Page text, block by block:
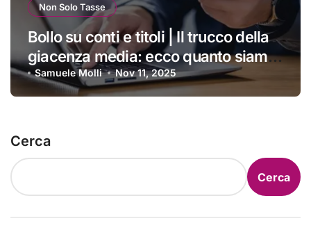
Non Solo Tasse
Bollo su conti e titoli | Il trucco della
giacenza media: ecco quanto siamo
costretti a pagare ogni anno
Samuele Molli Nov 11, 2025
Cerca
Cerca